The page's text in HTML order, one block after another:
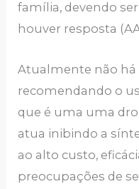
família, devendo
houver resposta
Atualmente não
recomendando o
que é uma uma
atua inibindo a
ao alto custo,
preocupações de